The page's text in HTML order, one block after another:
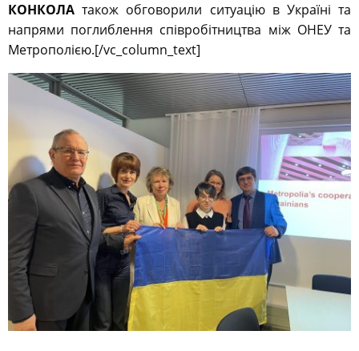
КОНКОЛА також обговорили ситуацію в Україні та
напрями поглиблення співробітництва між ОНЕУ та
Метрополією.[/vc_column_text]